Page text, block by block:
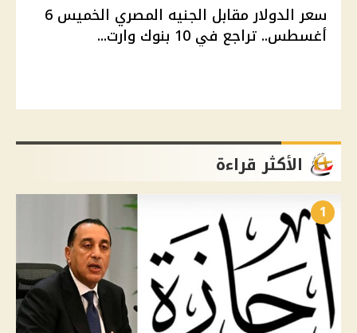
سعر الدولار مقابل الجنيه المصري الخميس 6
أغسطس.. تراجع في 10 بنوك وارت...
الأكثر قراءة
1